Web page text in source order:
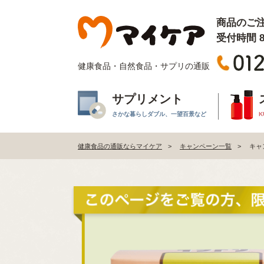
健康食品・自然食品・サプリの通販
商品のご
受付時間
サプリメント
さかな暮らしダブル、一望百景など
健康食品の通販ならマイケア キャンペーン一覧 キャ